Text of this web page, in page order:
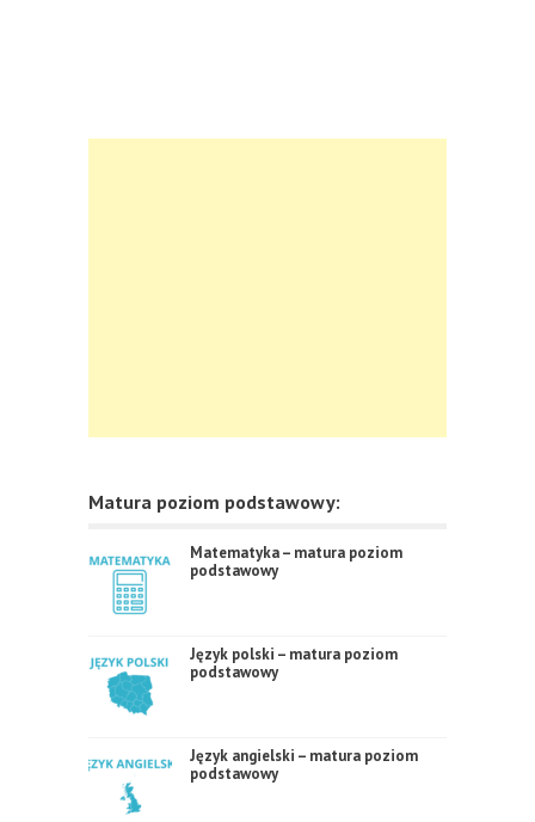
Matura poziom podstawowy:
Matematyka – matura poziom
podstawowy
Język polski – matura poziom
podstawowy
Język angielski – matura poziom
podstawowy